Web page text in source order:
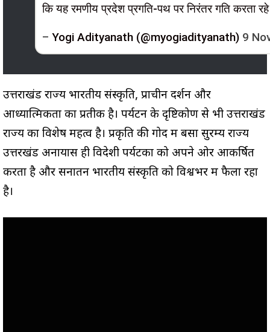
कि यह रमणीय प्रदेश प्रगति-पथ पर निरंतर गति करता
– Yogi Adityanath (@myogiadityanath) 9
उत्तराखंड राज्य भारतीय संस्कृति, प्राचीन दर्शन और
आध्यात्मिकता का प्रतीक है। पर्यटन के दृष्टिकोण से भी उत्तराखंड
राज्य का विशेष महत्व है। प्रकृति की गोद में बसा सुरम्य राज्य
उत्तरखंड अनायास ही विदेशी पर्यटकों को अपने ओर आकर्षित
करता है और सनातन भारतीय संस्कृति को विश्वभर में फैला रहा
है।